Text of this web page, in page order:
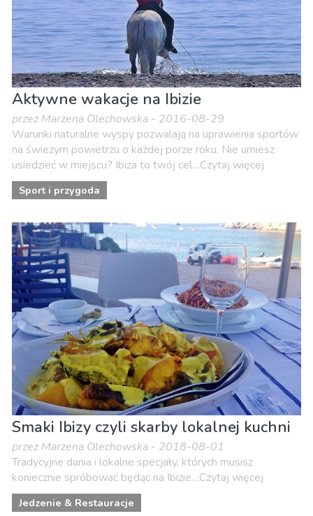
Aktywne wakacje na Ibizie
przez Marzena Olechowska - 2016-08-29
Warunki naturalne wyspy pozwalają na uprawienia sportów
na świeżym powietrzu o każdej porze roku. Nie umiesz
usiedzieć w miejscu? Ibiza to twój cel....Czytaj więcej
Sport i przygoda
Smaki Ibizy czyli skarby lokalnej kuchni
przez Marzena Olechowska - 2018-08-01
Tradycyjne dania i lokalne specjały, których musisz
koniecznie spróbować będąc na Ibizie....Czytaj więcej
Jedzenie & Restauracje